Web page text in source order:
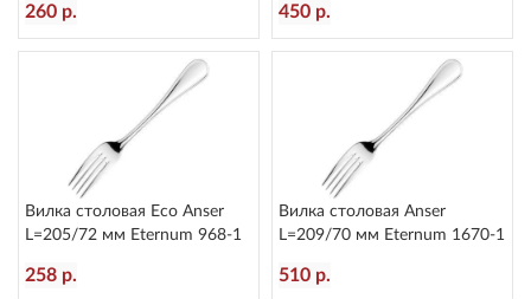
260 р. 450 р.
Вилка столовая Eco Anser
L=205/72 мм Eternum 968-1
258 р.
Вилка столовая Anser
L=209/70 мм Eternum 1670-1
510 р.